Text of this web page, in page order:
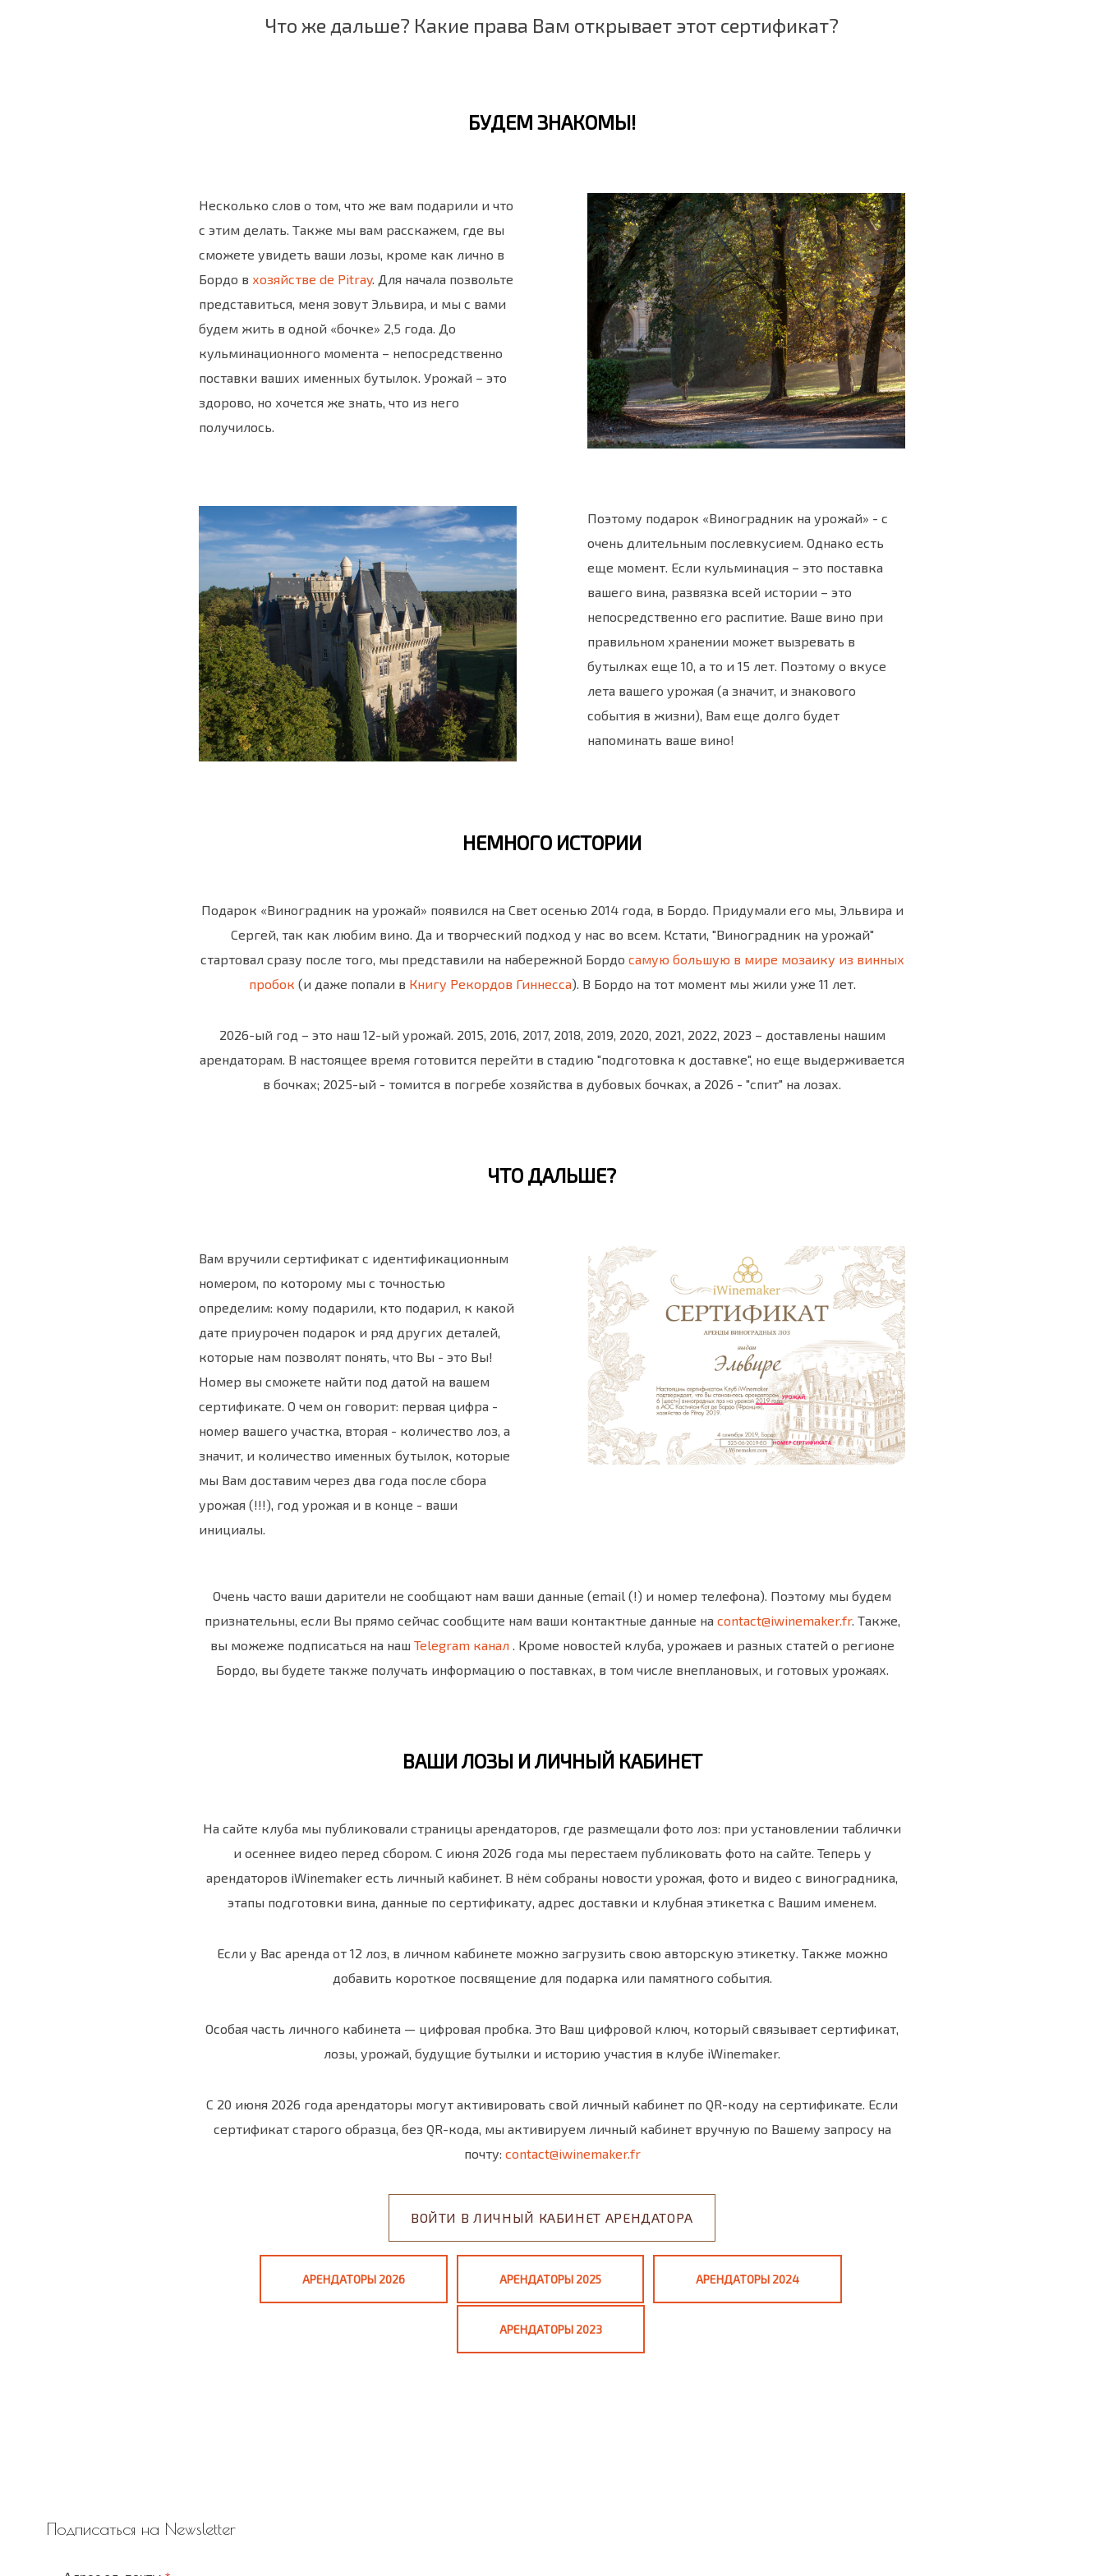
Что же дальше? Какие права Вам открывает этот сертификат?
БУДЕМ ЗНАКОМЫ!
Несколько слов о том, что же вам подарили и что
с этим делать. Также мы вам расскажем, где вы
сможете увидеть ваши лозы, кроме как лично в
Бордо в хозяйстве de Pitray. Для начала позвольте
представиться, меня зовут Эльвира, и мы с вами
будем жить в одной «бочке» 2,5 года. До
кульминационного момента – непосредственно
поставки ваших именных бутылок. Урожай – это
здорово, но хочется же знать, что из него
получилось.
Поэтому подарок «Виноградник на урожай» - с
очень длительным послевкусием. Однако есть
еще момент. Если кульминация – это поставка
вашего вина, развязка всей истории – это
непосредственно его распитие. Ваше вино при
правильном хранении может вызревать в
бутылках еще 10, а то и 15 лет. Поэтому о вкусе
лета вашего урожая (а значит, и знакового
события в жизни), Вам еще долго будет
напоминать ваше вино!
НЕМНОГО ИСТОРИИ
Подарок «Виноградник на урожай» появился на Свет осенью 2014 года, в Бордо. Придумали его мы, Эльвира и
Сергей, так как любим вино. Да и творческий подход у нас во всем. Кстати, "Виноградник на урожай"
стартовал сразу после того, мы представили на набережной Бордо самую большую в мире мозаику из винных
пробок (и даже попали в Книгу Рекордов Гиннесса). В Бордо на тот момент мы жили уже 11 лет.
2026-ый год – это наш 12-ый урожай. 2015, 2016, 2017, 2018, 2019, 2020, 2021, 2022, 2023 – доставлены нашим
арендаторам. В настоящее время готовится перейти в стадию "подготовка к доставке", но еще выдерживается
в бочках; 2025-ый - томится в погребе хозяйства в дубовых бочках, а 2026 - "спит" на лозах.
ЧТО ДАЛЬШЕ?
Вам вручили сертификат с идентификационным
номером, по которому мы с точностью
определим: кому подарили, кто подарил, к какой
дате приурочен подарок и ряд других деталей,
которые нам позволят понять, что Вы - это Вы!
Номер вы сможете найти под датой на вашем
сертификате. О чем он говорит: первая цифра -
номер вашего участка, вторая - количество лоз, а
значит, и количество именных бутылок, которые
мы Вам доставим через два года после сбора
урожая (!!!), год урожая и в конце - ваши
инициалы.
Очень часто ваши дарители не сообщают нам ваши данные (email (!) и номер телефона). Поэтому мы будем
признательны, если Вы прямо сейчас сообщите нам ваши контактные данные на contact@iwinemaker.fr. Также,
вы можеже подписаться на наш Telegram канал. Кроме новостей клуба, урожаев и разных статей о регионе
Бордо, вы будете также получать информацию о поставках, в том числе внеплановых, и готовых урожаях.
ВАШИ ЛОЗЫ И ЛИЧНЫЙ КАБИНЕТ
На сайте клуба мы публиковали страницы арендаторов, где размещали фото лоз: при установлении таблички
и осеннее видео перед сбором. С июня 2026 года мы перестаем публиковать фото на сайте. Теперь у
арендаторов iWinemaker есть личный кабинет. В нём собраны новости урожая, фото и видео с виноградника,
этапы подготовки вина, данные по сертификату, адрес доставки и клубная этикетка с Вашим именем.
Если у Вас аренда от 12 лоз, в личном кабинете можно загрузить свою авторскую этикетку. Также можно
добавить короткое посвящение для подарка или памятного события.
Особая часть личного кабинета — цифровая пробка. Это Ваш цифровой ключ, который связывает сертификат,
лозы, урожай, будущие бутылки и историю участия в клубе iWinemaker.
С 20 июня 2026 года арендаторы могут активировать свой личный кабинет по QR-коду на сертификате. Если
сертификат старого образца, без QR-кода, мы активируем личный кабинет вручную по Вашему запросу на
почту: contact@iwinemaker.fr
ВОЙТИ В ЛИЧНЫЙ КАБИНЕТ АРЕНДАТОРА
АРЕНДАТОРЫ 2026 АРЕНДАТОРЫ 2025 АРЕНДАТОРЫ 2024
АРЕНДАТОРЫ 2023
Подписаться на Newsletter